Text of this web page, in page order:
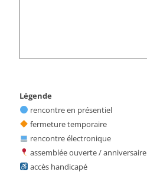
Légende
rencontre en présentiel
fermeture temporaire
rencontre électronique
assemblée ouverte / anniversaire
accès handicapé